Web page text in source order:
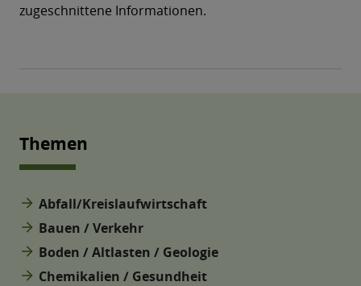
zugeschnittene Informationen.
Themen
arrow_forward Abfall/Kreislaufwirtschaft
arrow_forward Bauen / Verkehr
arrow_forward Boden / Altlasten / Geologie
arrow_forward Chemikalien / Gesundheit